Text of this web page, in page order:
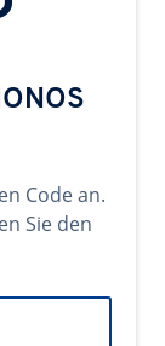
Code an.
Sie den